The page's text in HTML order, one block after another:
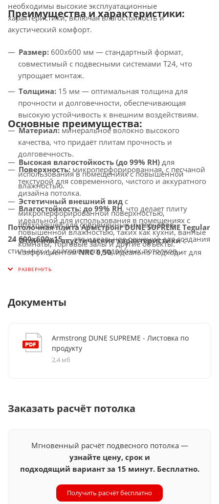
необходимы высокие эксплуатационные
характеристики, включая влагостойкость и
акустический комфорт.
Преимущества и характеристики:
Размер: 600x600 мм — стандартный формат,
совместимый с подвесными системами T24, что
упрощает монтаж.
Толщина: 15 мм — оптимальная толщина для
прочности и долговечности, обеспечивающая
высокую устойчивость к внешним воздействиям.
Материал: минеральное волокно высокого
качества, что придаёт плитам прочность и
долговечность.
Поверхность: микроперфорированная, с песчаной
текстурой для современного, чистого и аккуратного
дизайна потолка.
Влагостойкость: до 99% RH, что делает плиту
идеальной для использования в помещениях с
повышенной влажностью, таких как кухни, ванные
комнаты, торговые залы и другие объекты.
Светоотражение:
до 85%
, способствует улучшению
освещённости в помещении и снижению затрат на
Звукопоглощение:
акустическое качество помещения, снижая уровень
Установка:совместима с подвесными системами
T24, что упрощает процесс монтажа.
Основные преимущества:
Высокая влагостойкость (до 99% RH) для
использования в помещениях с повышенной
влажностью.
Эстетичный внешний вид с
микроперфорированной поверхностью,
подходящей для современных интерьеров.
Отличные акустические характеристикис
коэффициентомNRC 0,50, идеально подходит для
механическим повреждениям.
установку быстрой и удобной.
Потолочная плита Армстронг DUNE SUPREME Tegular
24 600x600x15— это идеальное решение для создания
стильных и долговечных подвесных потолков,
освещённое пространство и комфортную акустику.
Документы
Armstrong DUNE SUPREME - Листовка по
продукту
2,4 мб
Заказать расчёт потолка
Мгновенный расчёт подвесного потолка —
узнайте цену, срок и
подходящий вариант за 15 минут. Бесплатно.
Получить расчёт бесплатно